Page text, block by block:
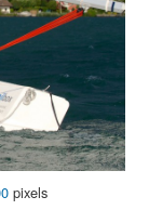
pixels